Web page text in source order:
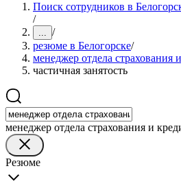
Поиск сотрудников в
/
... /
резюме в Белогорске/
менеджер отдела страхования
частичная занятость
менеджер отдела страхования и
Резюме